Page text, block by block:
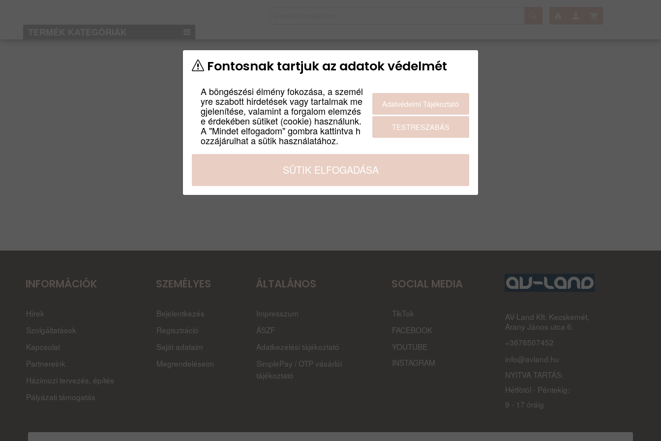
INFORMÁCIÓK
Hírek
Szolgáltatások
Kapcsolat
Partnereink
Házimozi tervezés, építés
Pályázati támogatás
SZEMÉLYES
Bejelentkezés
Regisztráció
Saját adataim
Megrendeléseim
ÁLTALÁNOS
Impresszum
ÁSZF
Adatkezelési tájékoztató
SimplePay / OTP vásárlói
tájékoztató
SOCIAL MEDIA
TikTok
FACEBOOK
YOUTUBE
INSTAGRAM
AV-Land Kft. Kecskemét,
Arany János utca 6.
+3676507452
info@avland.hu
NYITVA TARTÁS:
Hétfõtõl - Péntekig:
9 - 17 óráig
Fontosnak tartjuk az adatok védelmét
A böngészési élmény fokozása, a személ
yre szabott hirdetések vagy tartalmak me
gjelenítése, valamint a forgalom elemzés
e érdekében sütiket (cookie) használunk.
A "Mindet elfogadom" gombra kattintva h
ozzájárulhat a sütik használatához.
Adatvédelmi Tájékoztató
TESTRESZABÁS
SÜTIK ELFOGADÁSA